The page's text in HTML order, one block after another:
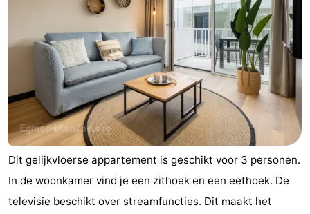
Vakantiehuizen
-
Bergen
De
Woudhoeve
-
Duinpark
Egmond
-
Kustpark
Egmond
Last
minutes
Strand
Dit gelijkvloerse appartement is geschikt voor 3 personen.
In de woonkamer vind je een zithoek en een eethoek. De
televisie beschikt over streamfuncties. Dit maakt het